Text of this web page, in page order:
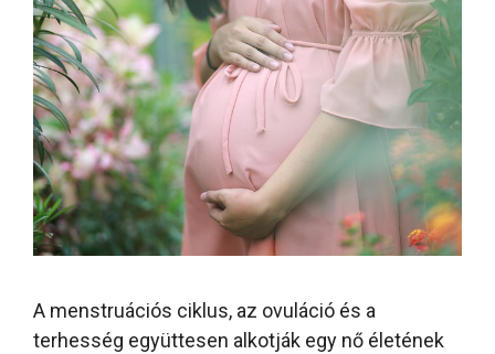
A menstruációs ciklus, az ovuláció és a
terhesség együttesen alkotják egy nő életének